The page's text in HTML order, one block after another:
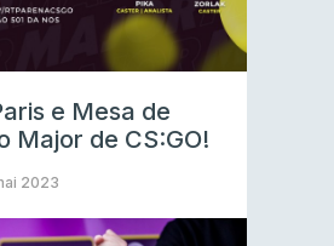
e Mesa de
Major de CS:GO!
2023